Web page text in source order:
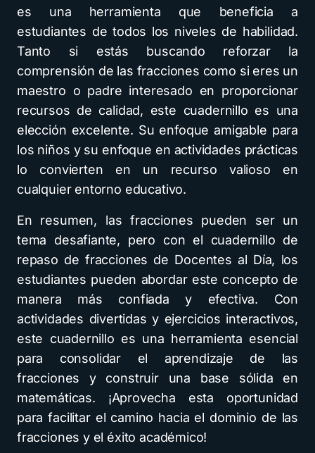
es una herramienta que beneficia a
estudiantes de todos los niveles de habilidad.
Tanto si estás buscando reforzar la
comprensión de las fracciones como si eres un
maestro o padre interesado en proporcionar
recursos de calidad, este cuadernillo es una
elección excelente. Su enfoque amigable para
los niños y su enfoque en actividades prácticas
lo convierten en un recurso valioso en
cualquier entorno educativo.
En resumen, las fracciones pueden ser un
tema desafiante, pero con el cuadernillo de
repaso de fracciones de Docentes al Día, los
estudiantes pueden abordar este concepto de
manera más confiada y efectiva. Con
actividades divertidas y ejercicios interactivos,
este cuadernillo es una herramienta esencial
para consolidar el aprendizaje de las
fracciones y construir una base sólida en
matemáticas. ¡Aprovecha esta oportunidad
para facilitar el camino hacia el dominio de las
fracciones y el éxito académico!